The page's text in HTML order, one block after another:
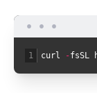
1 curl -fsSL